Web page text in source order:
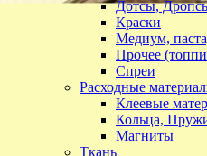
Дотсы,
Краски
Медиум,
Прочее
Спреи
Расходные
Клеевые
Кольца,
Магниты
Ткань